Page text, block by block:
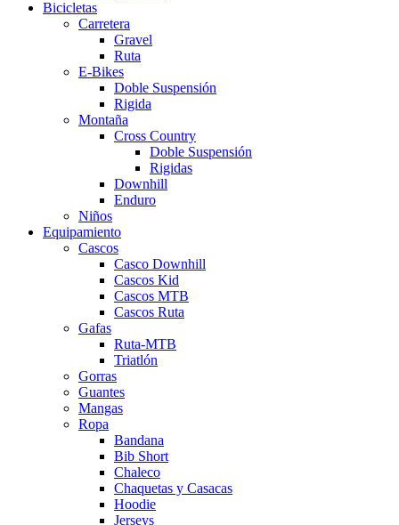
Bicicletas
Carretera
Gravel
Ruta
E-Bikes
Doble Suspensión
Rigida
Montaña
Cross Country
Doble Suspensión
Rigidas
Downhill
Enduro
Niños
Equipamiento
Cascos
Casco Downhill
Cascos Kid
Cascos MTB
Cascos Ruta
Gafas
Ruta-MTB
Triatlón
Gorras
Guantes
Mangas
Ropa
Bandana
Bib Short
Chaleco
Chaquetas y Casacas
Hoodie
Jerseys